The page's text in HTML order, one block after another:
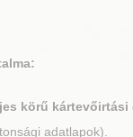
körű kártevőirtási
adatlapok).